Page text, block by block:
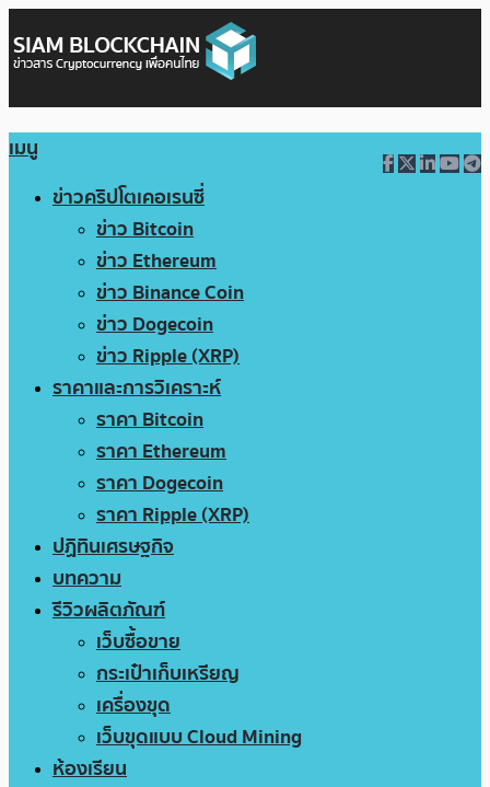
เมนู
ข่าวคริปโตเคอเรนซี่
ข่าว Bitcoin
ข่าว Ethereum
ข่าว Binance Coin
ข่าว Dogecoin
ข่าว Ripple (XRP)
ราคาและการวิเคราะห์
ราคา Bitcoin
ราคา Ethereum
ราคา Dogecoin
ราคา Ripple (XRP)
ปฏิทินเศรษฐกิจ
บทความ
รีวิวผลิตภัณฑ์
เว็บซื้อขาย
กระเป๋าเก็บเหรียญ
เครื่องขุด
เว็บขุดแบบ Cloud Mining
ห้องเรียน